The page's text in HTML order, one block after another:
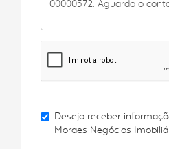
Desejo receber
Moraes Negócios